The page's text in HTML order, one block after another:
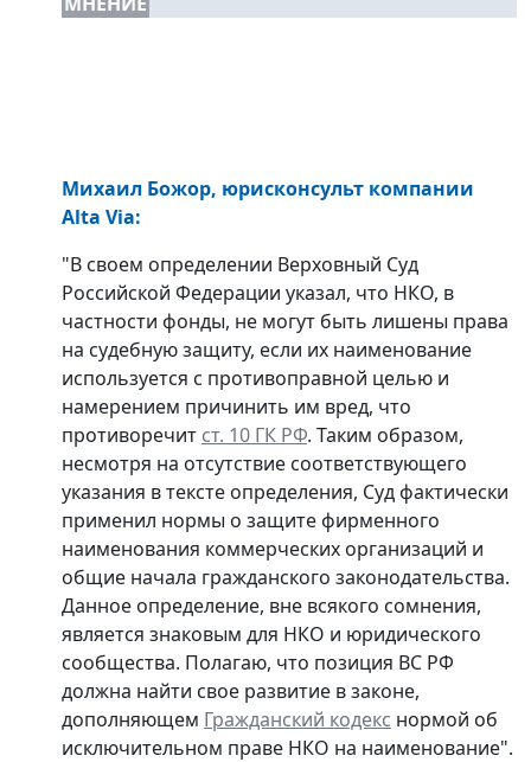
Михаил Божор, юрисконсульт компании
Alta Via:
"В своем определении Верховный Суд
Российской Федерации указал, что НКО, в
частности фонды, не могут быть лишены права
на судебную защиту, если их наименование
используется с противоправной целью и
намерением причинить им вред, что
противоречит ст. 10 ГК РФ. Таким образом,
несмотря на отсутствие соответствующего
указания в тексте определения, Суд фактически
применил нормы о защите фирменного
наименования коммерческих организаций и
общие начала гражданского законодательства.
Данное определение, вне всякого сомнения,
является знаковым для НКО и юридического
сообщества. Полагаю, что позиция ВС РФ
должна найти свое развитие в законе,
дополняющем Гражданский кодекс нормой об
исключительном праве НКО на наименование".